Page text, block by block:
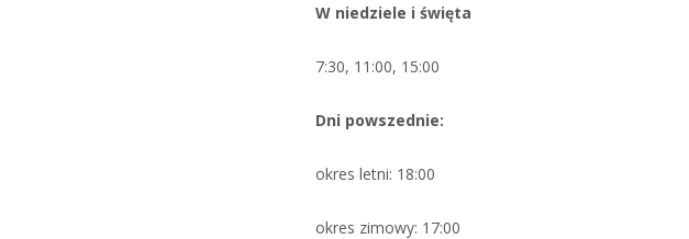
W niedziele i święta
7:30, 11:00, 15:00
Dni powszednie:
okres letni: 18:00
okres zimowy: 17:00